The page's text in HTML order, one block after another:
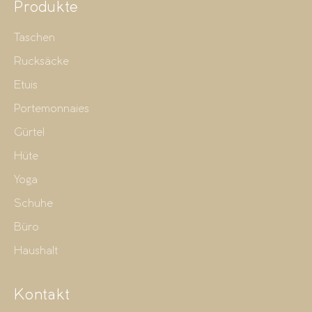
Produkte
Taschen
Rucksäcke
Etuis
Portemonnaies
Gürtel
Hüte
Yoga
Schuhe
Büro
Haushalt
Kontakt